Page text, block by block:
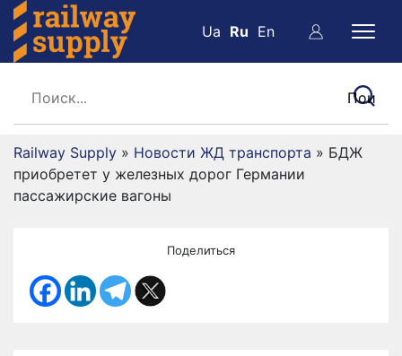
Ua Ru En
Railway Supply » Новости ЖД транспорта » БДЖ
приобретет у железных дорог Германии
пассажирские вагоны
Поделиться